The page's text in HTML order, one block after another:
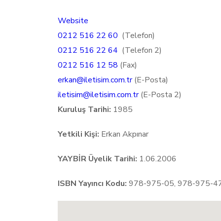
Website
0212 516 22 60 (Telefon)
0212 516 22 64 (Telefon 2)
0212 516 12 58 (Fax)
erkan@iletisim.com.tr(E-Posta)
iletisim@iletisim.com.tr(E-Posta 2)
Kuruluş Tarihi: 1985
Yetkili Kişi: Erkan Akpınar
YAYBİR Üyelik Tarihi: 1.06.2006
ISBN Yayıncı Kodu: 978-975-05, 978-975-